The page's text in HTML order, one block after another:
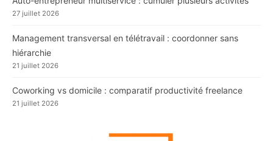
27 juillet 2026
Management transversal en télétravail : coordonner sans
hiérarchie
21 juillet 2026
Coworking vs domicile : comparatif productivité freelance
21 juillet 2026